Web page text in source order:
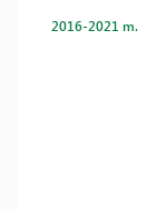
2016-2021 m.